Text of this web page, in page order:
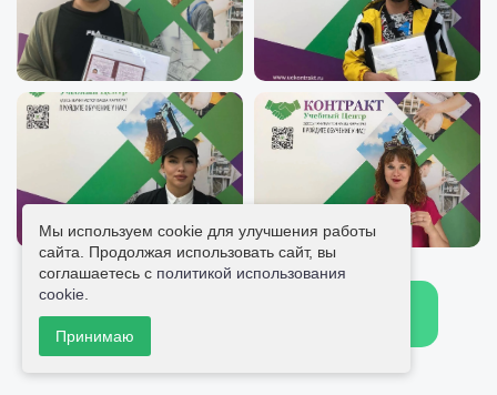
Больше отзывов
Мы используем cookie для улучшения работы
сайта. Продолжая использовать сайт, вы
соглашаетесь с политикой использования
cookie
Принимаю